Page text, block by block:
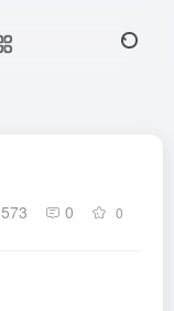
573 0 0